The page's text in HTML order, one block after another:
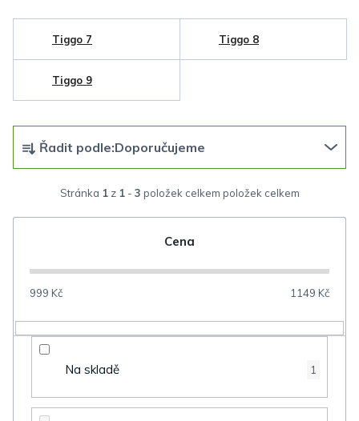
Tiggo 7 Tiggo 8
Tiggo 9
Stránka 1z 1- 3 položek celkem
a
e
o
Řadit podle:Doporučujeme
Cena
999 Kč 1149 Kč
Na skladě 1